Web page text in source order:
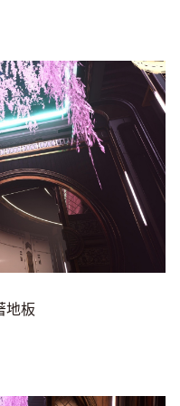
地板